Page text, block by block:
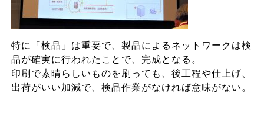
特に「検品」は重要で、製品によるネットワークは検
品が確実に行われたことで、完成となる。
印刷で素晴らしいものを刷っても、後工程や仕上げ、
出荷がいい加減で、検品作業がなければ意味がない。